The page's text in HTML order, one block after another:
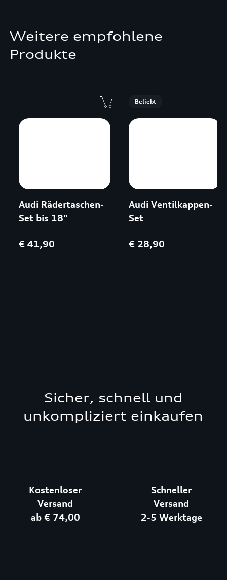
Weitere empfohlene
Produkte
Audi Rädertaschen-
Set bis 18"
€ 41,90
Beliebt
Audi Ventilkappen-
Set
€ 28,90
Sicher, schnell und
unkompliziert einkaufen
Kostenloser
Versand
ab € 74,00
Schneller
Versand
2-5 Werktage